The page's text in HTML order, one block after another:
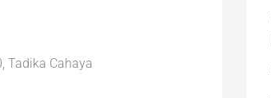
Tadika Cahaya